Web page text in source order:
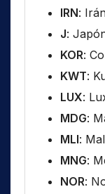
IRN:
J:
KOR:
KWT:
LUX:
MDG:
MLI:
MNG:
NOR: